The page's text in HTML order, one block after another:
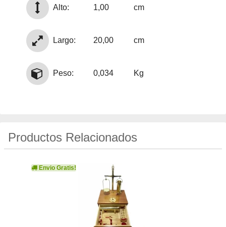
Alto: 1,00 cm
Largo: 20,00 cm
Peso: 0,034 Kg
Productos Relacionados
Envio Gratis!